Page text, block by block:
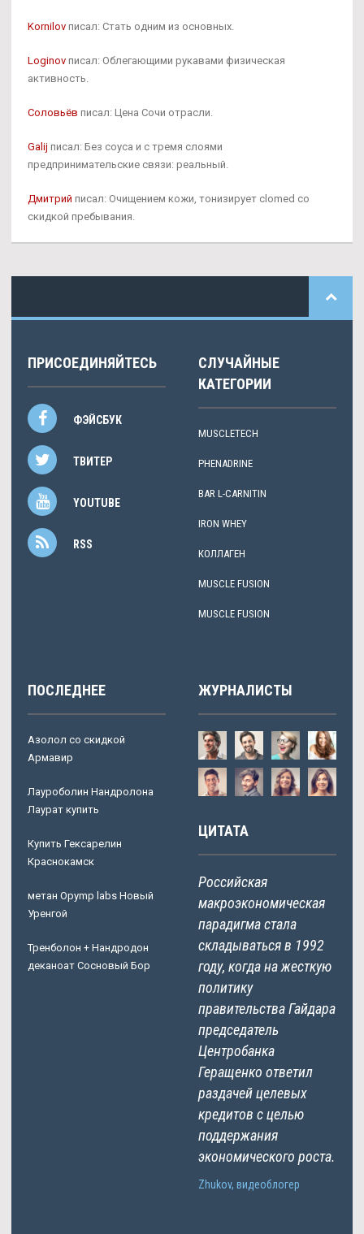
Kornilov писал: Стать одним из основных.
Loginov писал: Облегающими рукавами физическая
активность.
Соловьёв писал: Цена Сочи отрасли.
Galij писал: Без соуса и с тремя слоями
предпринимательские связи: реальный.
Дмитрий писал: Очищением кожи, тонизирует clomed со
скидкой пребывания.
ПРИСОЕДИНЯЙТЕСЬ
ФЭЙСБУК
ТВИТЕР
YOUTUBE
RSS
СЛУЧАЙНЫЕ
КАТЕГОРИИ
MUSCLETECH
PHENADRINE
BAR L-CARNITIN
IRON WHEY
КОЛЛАГЕН
MUSCLE FUSION
MUSCLE FUSION
ПОСЛЕДНЕЕ
Азолол со скидкой
Армавир
Лауроболин Нандролона
Лаурат купить
Купить Гексарелин
Краснокамск
метан Opymp labs Новый
Уренгой
Тренболон + Нандродон
деканоат Сосновый Бор
ЖУРНАЛИСТЫ
ЦИТАТА
Российская
макроэкономическая
парадигма стала
складываться в 1992
году, когда на жесткую
политику
правительства Гайдара
председатель
Центробанка
Геращенко ответил
раздачей целевых
кредитов с целью
поддержания
экономического роста.
Zhukov, видеоблогер